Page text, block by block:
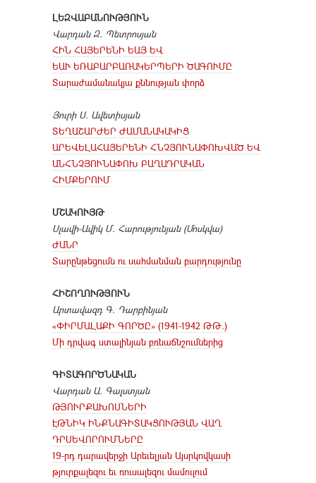
ԼԵԶՎԱԲԱՆՈՒԹՅՈՒՆ
Վարդան Զ. Պետրոսյան
ՀԻՆ ՀԱՅԵՐԵՆԻ ԵԱՅ ԵՎ
ԵԱՒ ԵՌԱԲԱՐԲԱՌԱԿԵՐՊԵՐԻ ԾԱԳՈՒՄԸ
Տարաժամանակյա քննության փորձ
Յուրի Ս. Ավետիսյան
ՏԵՂԱՇԱՐԺԵՐ ԺԱՄԱՆԱԿԱԿԻՑ
ԱՐԵՎԵԼԱՀԱՅԵՐԵՆԻ ՀՆՉՅՈՒՆԱՓՈԽՎԱԾ ԵՎ
ԱՆՀՆՉՅՈՒՆԱՓՈԽ ԲԱՂԱԴՐԱԿԱՆ
ՀԻՄՔԵՐՈՒՄ
ՄՇԱԿՈՒՅԹ
Սլավի-Ավիկ Մ. Հարությունյան (Մոսկվա)
ԺԱՆՐ
Տարընթեցումն ու սահմանման բարդությունը
ՀԻՇՈՂՈՒԹՅՈՒՆ
Արտավազդ Գ. Դարբինյան
«ՓԻՐՄԱԼԱՔԻ ԳՈՐԾԸ» (1941-1942 ԹԹ.)
Մի դրվագ ստալինյան բռնաճնշումներից
ԳԻՏԱԳՈՐԾՆԱԿԱՆ
Վարդան Ա. Գալստյան
ԹՅՈՒՐՔԱԽՈՍՆԵՐԻ
ԷԹՆԻԿ ԻՆՔՆԱԳԻՏԱԿՑՈՒԹՅԱՆ ՎԱՂ
ԴՐՍԵՎՈՐՈՒՄՆԵՐԸ
19-րդ դարավերջի Արեւելյան Այսրկովկասի
թյուրքալեզու եւ ռուսալեզու մամուլում